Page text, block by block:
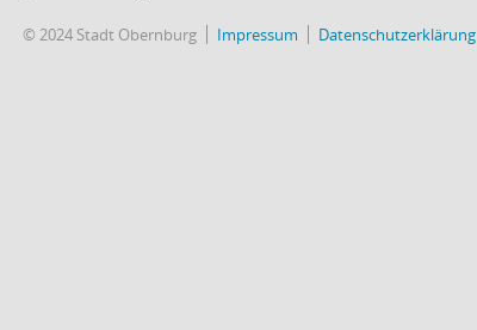
© 2024 Stadt Obernburg Impressum Datenschutzerklärung